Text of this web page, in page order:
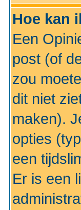
Hoe kan
Een
post (of
zou
dit niet
maken).
opties
een
Er is een